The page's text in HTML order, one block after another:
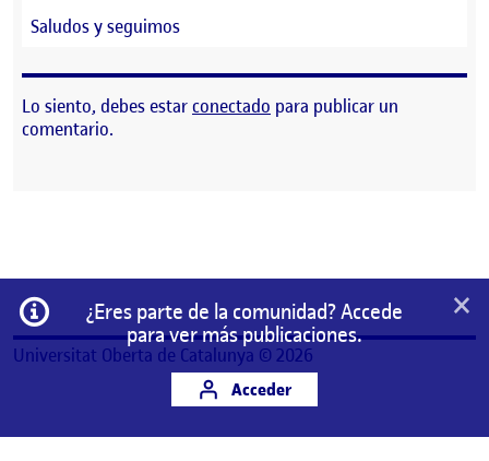
Saludos y seguimos
Lo siento, debes estarconectado para publicar un
comentario.
Información
¿Eres parte de la comunidad? Accede
para ver más publicaciones.
Acceder
×
Universitat Oberta de Catalunya © 2026